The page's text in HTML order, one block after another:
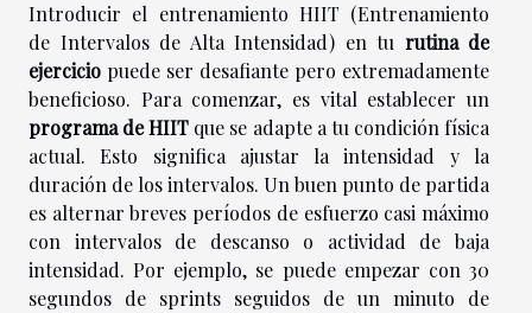
Introducir el entrenamiento HIIT (Entrenamiento
de Intervalos de Alta Intensidad) en tu rutina de
ejercicio puede ser desafiante pero extremadamente
beneficioso. Para comenzar, es vital establecer un
programa de HIIT que se adapte a tu condición física
actual. Esto significa ajustar la intensidad y la
duración de los intervalos. Un buen punto de partida
es alternar breves períodos de esfuerzo casi máximo
con intervalos de descanso o actividad de baja
intensidad. Por ejemplo, se puede empezar con 30
segundos de sprints seguidos de un minuto de